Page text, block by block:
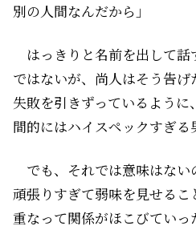
別の人間なんだから」
はっきりと名前を出して話
ではないが、尚人はそう告
失敗を引きずっているよう
間的にはハイスペックすぎる
でも、それでは意味はない
頑張りすぎて弱味を見せる
重なって関係がほこびてい